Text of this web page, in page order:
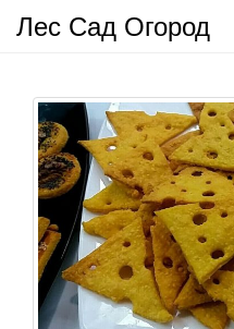
Лес Сад Огород